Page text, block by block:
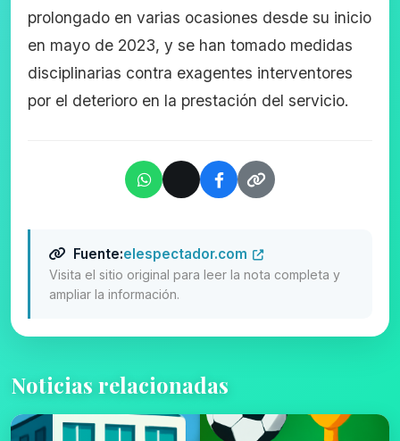
prolongado en varias ocasiones desde su inicio
en mayo de 2023, y se han tomado medidas
disciplinarias contra exagentes interventores
por el deterioro en la prestación del servicio.
Fuente:elespectador.com
Visita el sitio original para leer la nota completa y
ampliar la información.
Noticias relacionadas